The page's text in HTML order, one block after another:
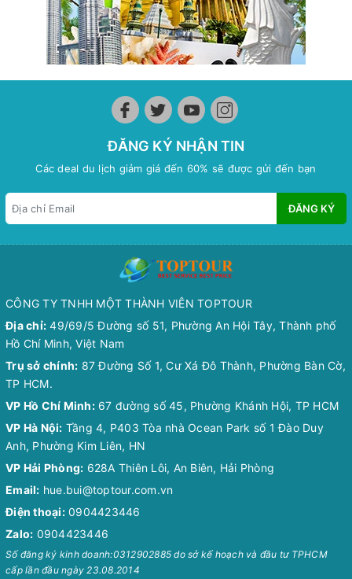
ĐĂNG KÝ NHẬN TIN
Các deal du lịch giảm giá đến 60% sẽ được gửi đến bạn
ĐĂNG KÝ
CÔNG TY TNHH MỘT THÀNH VIÊN TOPTOUR
Địa chỉ: 49/69/5 Đường số 51, Phường An Hội Tây, Thành phố
Hồ Chí Minh, Việt Nam
Trụ sở chính: 87 Đường Số 1, Cư Xá Đô Thành, Phường Bàn Cờ,
TP HCM.
VP Hồ Chí Minh: 67 đường số 45, Phường Khánh Hội, TP HCM
VP Hà Nội: Tầng 4, P403 Tòa nhà Ocean Park số 1 Đào Duy
Anh, Phường Kim Liên, HN
VP Hải Phòng: 628A Thiên Lôi, An Biên, Hải Phòng
Email: hue.bui@toptour.com.vn
Điện thoại: 0904423446
Zalo: 0904423446
Số đăng ký kinh doanh:0312902885 do sở kế hoạch và đầu tư TPHCM
cấp lần đầu ngày 23.08.2014